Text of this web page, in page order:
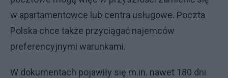
w apartamentowce lub centra usługowe. Poczta
Polska chce także przyciągać najemców
preferencyjnymi warunkami.
W dokumentach pojawiły się m.in. nawet 180 dni